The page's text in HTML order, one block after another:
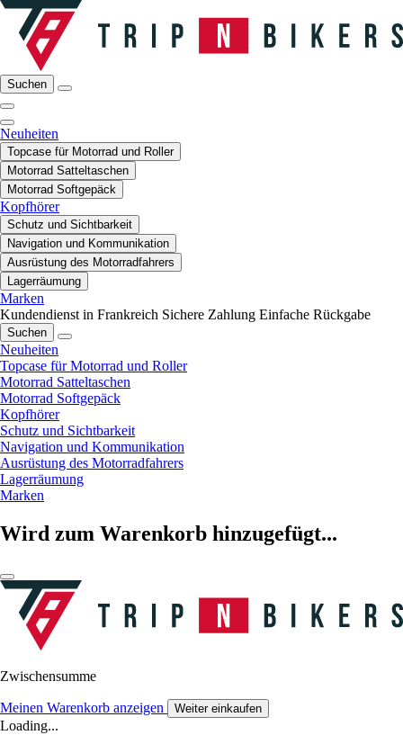
Suchen
Neuheiten
Topcase für Motorrad und Roller
Motorrad Satteltaschen
Motorrad Softgepäck
Kopfhörer
Schutz und Sichtbarkeit
Navigation und Kommunikation
Ausrüstung des Motorradfahrers
Lagerräumung
Marken
Kundendienst in Frankreich Sichere Zahlung Einfache Rückgabe
Suchen
Neuheiten
Topcase für Motorrad und Roller
Motorrad Satteltaschen
Motorrad Softgepäck
Kopfhörer
Schutz und Sichtbarkeit
Navigation und Kommunikation
Ausrüstung des Motorradfahrers
Lagerräumung
Marken
Wird zum Warenkorb hinzugefügt...
Zwischensumme
Meinen Warenkorb anzeigen Weiter einkaufen
Loading...